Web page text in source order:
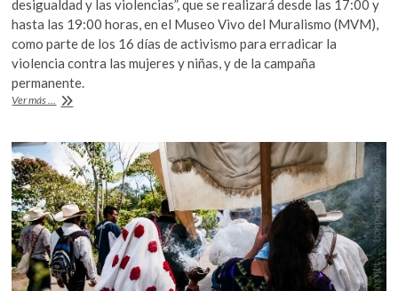
b
o
o
k
er s
A
desigualdad y las violencias”, que se realizará desde las 17:00 y
hasta las 19:00 horas, en el Museo Vivo del Muralismo (MVM),
como parte de los 16 días de activismo para erradicar la
violencia contra las mujeres y niñas, y de la campaña
permanente.
Ver más ... Inicia
25N
el
Museo
Vivo
del
Muralismo